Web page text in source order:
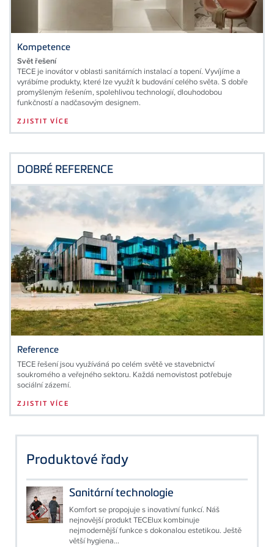
Kompetence
Svět řešení
TECE je inovátor v oblasti sanitárních instalací a topení. Vyvíjíme a
vyrábíme produkty, které lze využít k budování celého světa. S dobře
promyšleným řešením, spolehlivou technologií, dlouhodobou
funkčností a nadčasovým designem.
ZJISTIT VÍCE
DOBRÉ REFERENCE
Reference
TECE řešení jsou využíváná po celém světě ve stavebnictví
soukromého a veřejného sektoru. Každá nemovistost potřebuje
sociální zázemí.
ZJISTIT VÍCE
Produktové řady
Sanitární technologie
Komfort se propojuje s inovativní funkcí. Náš
nejnovější produkt TECElux kombinuje
nejmodernější funkce s dokonalou estetikou. Ještě
větší hygiena...